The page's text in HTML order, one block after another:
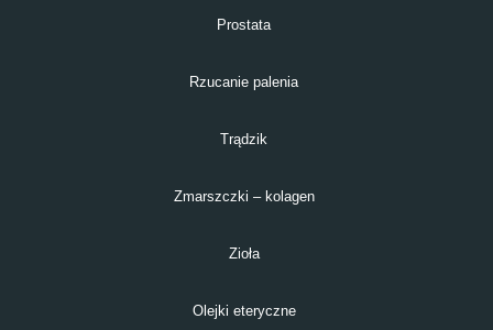
Prostata
Rzucanie palenia
Trądzik
Zmarszczki – kolagen
Zioła
Olejki eteryczne